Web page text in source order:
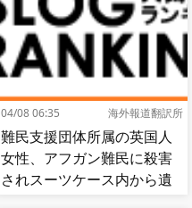
04/08 06:35 海外報道翻訳所
難民支援団体所属の英国人
女性、アフガン難民に殺害
されスーツケース内から遺